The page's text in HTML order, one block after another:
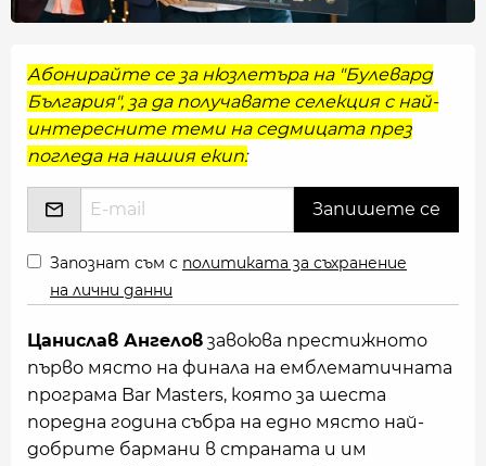
Абонирайте се за нюзлетъра на "Булевард
България", за да получавате селекция с най-
интересните теми на седмицата през
погледа на нашия екип:
Запознат съм с политиката за съхранение
на лични данни
Цанислав Ангелов завоюва престижното
първо място на финала на емблематичната
програма Bar Masters, която за шеста
поредна година събра на едно място най-
добрите бармани в страната и им